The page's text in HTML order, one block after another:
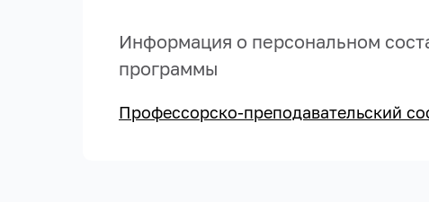
Информация о персональном
программы
Профессорско-преподавательский